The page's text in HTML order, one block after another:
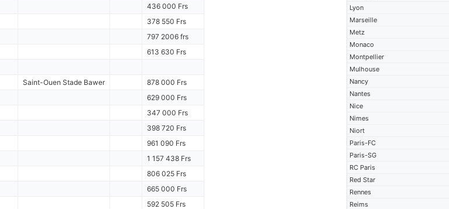
Lyon
Marseille
Metz
Monaco
Montpellier
Mulhouse
Nancy
Nantes
Nice
Nimes
Niort
Paris-FC
Paris-SG
RC Paris
Red Star
Rennes
Reims
436 000 Frs
378 550 Frs
797 2006 frs
613 630 Frs
Saint-Ouen Stade Bawer
878 000 Frs
629 000 Frs
347 000 Frs
398 720 Frs
961 090 Frs
1 157 438 Frs
806 025 Frs
665 000 Frs
592 505 Frs